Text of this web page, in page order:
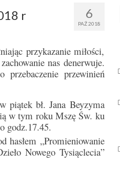
6
PAŹ 2018
r
przykazanie miłości,
nas denerwuje.
przewinień
bł. Jana Beyzyma
w tym roku Mszę Św. ku
godz.17.45.
hasłem „Promieniowanie
Nowego Tysiąclecia”